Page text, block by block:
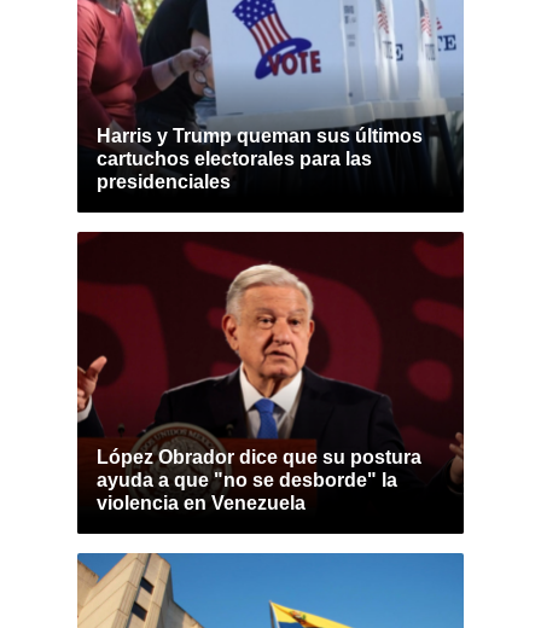
Harris y Trump queman sus últimos
cartuchos electorales para las
presidenciales
López Obrador dice que su postura
ayuda a que "no se desborde" la
violencia en Venezuela